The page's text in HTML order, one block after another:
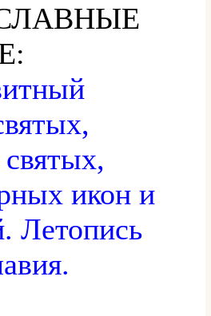
икон и
Летопись